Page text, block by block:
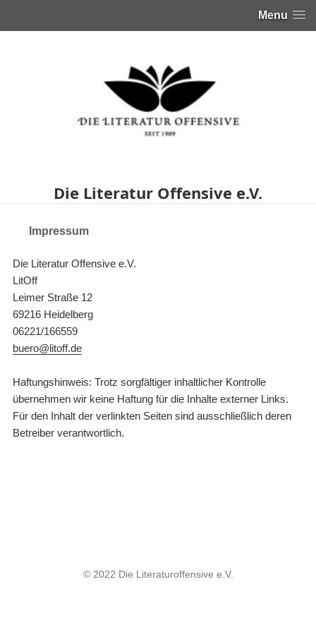
Menu
Die Literatur Offensive e.V.
Impressum
Die Literatur Offensive e.V.
LitOff
Leimer Straße 12
69216 Heidelberg
06221/166559
buero@litoff.de
Haftungshinweis: Trotz sorgfältiger inhaltlicher Kontrolle
übernehmen wir keine Haftung für die Inhalte externer Links.
Für den Inhalt der verlinkten Seiten sind ausschließlich deren
Betreiber verantwortlich.
© 2022 Die Literaturoffensive e.V.